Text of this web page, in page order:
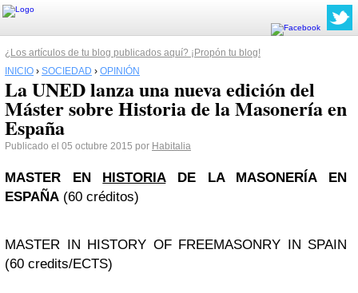
¿Los artículos de tu blog publicados aquí? ¡Propón tu blog!
INICIO › SOCIEDAD › OPINIÓN
La UNED lanza una nueva edición del
Máster sobre Historia de la Masonería en
España
Publicado el 05 octubre 2015 por Habitalia
MASTER EN HISTORIADE LA MASONERÍA EN
ESPAÑA (60 créditos)
MASTER IN HISTORY OF FREEMASONRY IN SPAIN
(60 credits/ECTS)